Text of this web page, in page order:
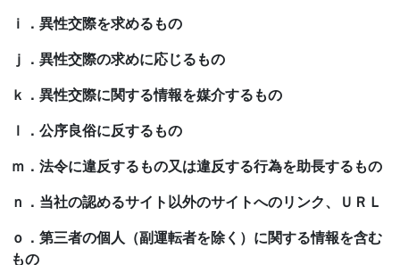
ｉ．異性交際を求めるもの
ｊ．異性交際の求めに応じるもの
ｋ．異性交際に関する情報を媒介するもの
ｌ．公序良俗に反するもの
ｍ．法令に違反するもの又は違反する行為を助長するもの
ｎ．当社の認めるサイト以外のサイトへのリンク、ＵＲＬ
ｏ．第三者の個人（副運転者を除く）に関する情報を含む
もの